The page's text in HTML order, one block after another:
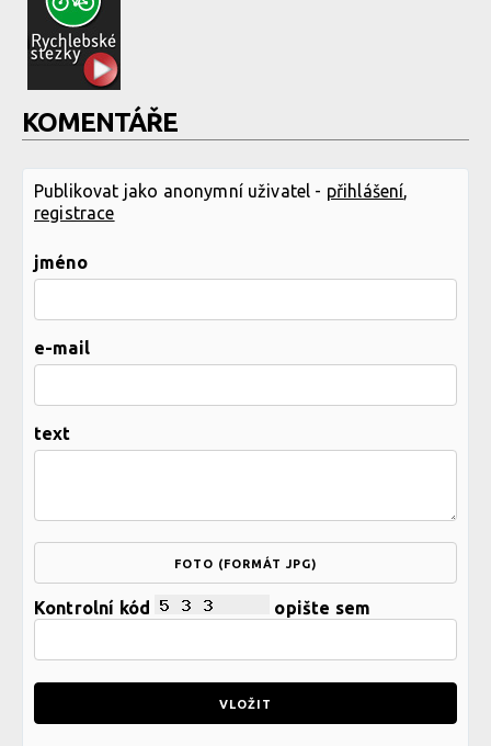
KOMENTÁŘE
Publikovat jako anonymní uživatel - přihlášení,
registrace
jméno
e-mail
text
FOTO (FORMÁT JPG)
Kontrolní kód opište sem